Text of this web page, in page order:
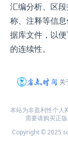
汇编分析、区
称、注释等信
据库文件，以
的连续性。
关
本站为非盈利性个人
需要请购买正
Copyright © 2025